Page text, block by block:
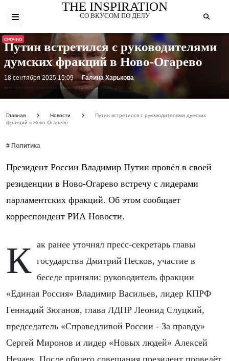
THE INSPIRATION
СО ВКУСОМ ПО ДЕЛУ
СРОЧНО
Фото: https://mininuniver.ru/images/news/b67f1eec75259b271366_2000x.jpg
Путин встретился с руководителями
думских фракций в Ново-Огарево
18 сентября 2025 15:09 Галина Харькова
Главная Новости
Путин встретился с руководителями думских
фракций в Ново-Огарево
# Политика
Президент России Владимир Путин провёл в своей
резиденции в Ново-Огарево встречу с лидерами
парламентских фракций. Об этом сообщает
корреспондент РИА Новости.
Как ранее уточнял пресс-секретарь главы государства Дмитрий Песков, участие в
беседе приняли: руководитель фракции
«Единая Россия» Владимир Васильев, лидер КПРФ
Геннадий Зюганов, глава ЛДПР Леонид Слуцкий,
председатель «Справедливой России - За правду»
Сергей Миронов и лидер «Новых людей» Алексей
Нечаев. После общего совещания президент проведёт